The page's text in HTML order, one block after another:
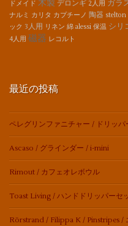
ドメイド 木製 デロンギ 2人用 ガラ
ナルミ カリタ カプチーノ 陶器 stelton
ック 3人用 リネン 綿 alessi 保温 シリ
4人用 磁器 レコルト
最近の投稿
ペレグリンファニチャー / ドリッパ
Ascaso / グラインダー / i-mini
Rimout / カフェオレボウル
Toast Living / ハンドドリッパーセ
Rörstrand / Filippa K / Pinstripes /